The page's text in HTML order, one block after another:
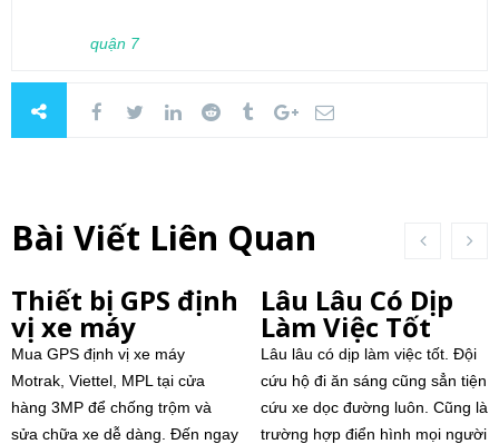
quận 7
Bài Viết Liên Quan
Thiết bị GPS định
vị xe máy
Mua GPS định vị xe máy
Motrak, Viettel, MPL tại cửa
hàng 3MP để chống trộm và
sửa chữa xe dễ dàng. Đến ngay
Lâu Lâu Có Dịp
Làm Việc Tốt
Lâu lâu có dịp làm việc tốt. Đội
cứu hộ đi ăn sáng cũng sẳn tiện
cứu xe dọc đường luôn. Cũng là
trường hợp điển hình mọi người